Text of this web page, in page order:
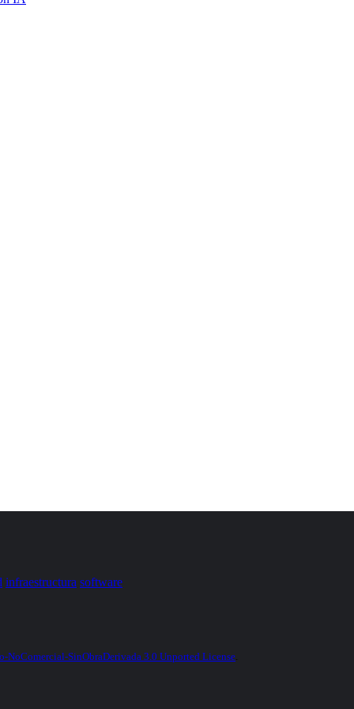
infraestructura software
NoComercial-SinObraDerivada 3.0 Unported License